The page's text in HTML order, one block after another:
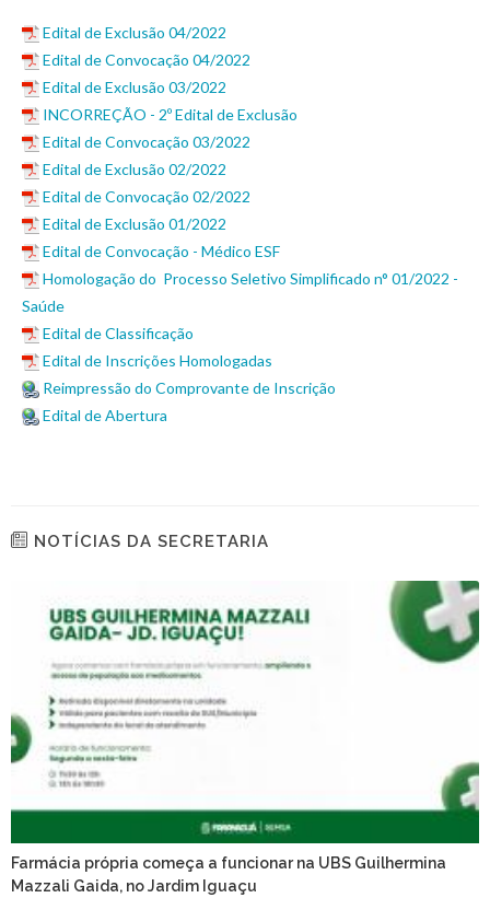
Edital de Exclusão 04/2022
Edital de Convocação 04/2022
Edital de Exclusão 03/2022
INCORREÇÃO - 2º Edital de Exclusão
Edital de Convocação 03/2022
Edital de Exclusão 02/2022
Edital de Convocação 02/2022
Edital de Exclusão 01/2022
Edital de Convocação - Médico ESF
Homologação do Processo Seletivo Simplificado n° 01/2022 -
Saúde
Edital de Classificação
Edital de Inscrições Homologadas
Reimpressão do Comprovante de Inscrição
Edital de Abertura
NOTÍCIAS DA SECRETARIA
Farmácia própria começa a funcionar na UBS Guilhermina
Mazzali Gaida, no Jardim Iguaçu